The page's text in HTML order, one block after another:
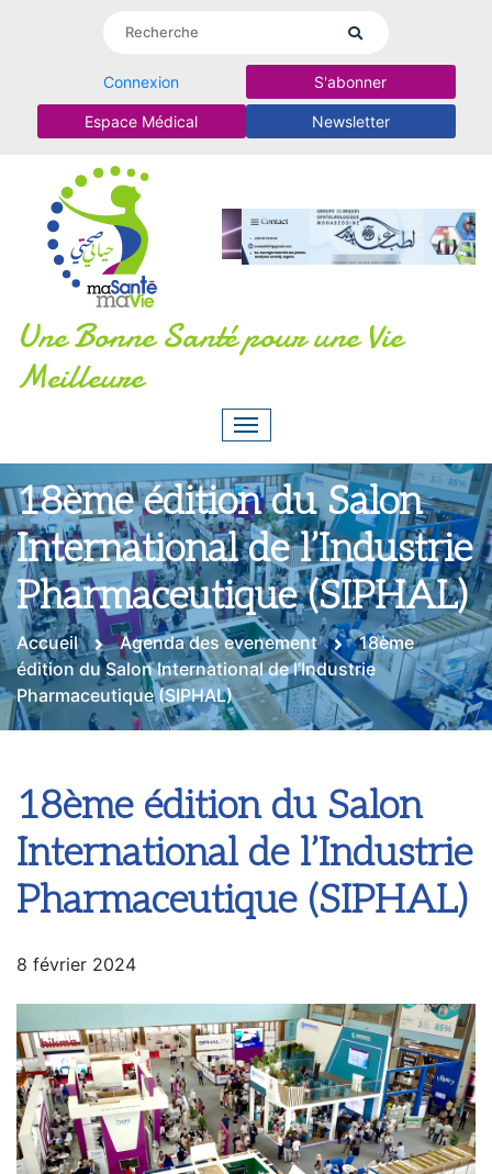
Connexion S'abonner
Espace Médical Newsletter
Une Bonne Santé pour une Vie
Meilleure
18ème édition du Salon
International de l’Industrie
Pharmaceutique (SIPHAL)
Accueil Agenda des evenement
18ème
édition du Salon International de l’Industrie
Pharmaceutique (SIPHAL)
18ème édition du Salon
International de l’Industrie
Pharmaceutique (SIPHAL)
8 février 2024